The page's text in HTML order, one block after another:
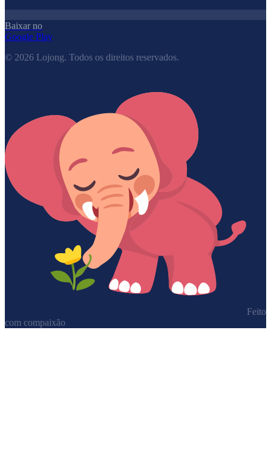
Baixar no
Google Play
© 2026 Lojong. Todos os direitos reservados.
Feito
com compaixão